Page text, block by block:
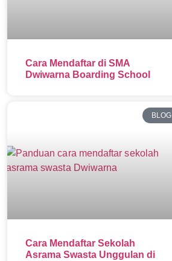
Cara Mendaftar di SMA
Dwiwarna Boarding School
BLOG
Cara Mendaftar Sekolah
Asrama Swasta Unggulan di